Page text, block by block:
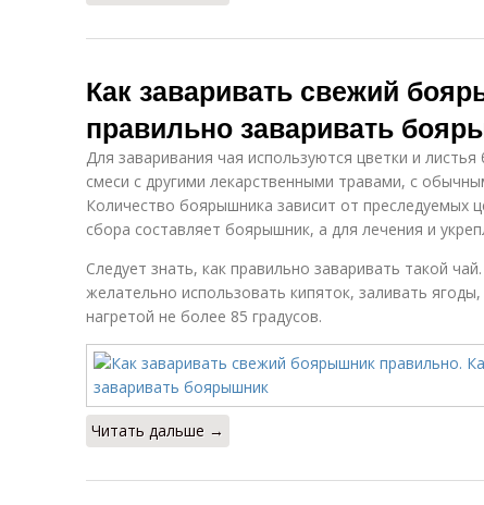
Как заваривать свежий
правильно заваривать
Для заваривания чая используются цветки и
смеси с другими лекарственными травами, с
Количество боярышника зависит от преследуемых
сбора составляет боярышник, а для лечения и
Следует знать, как правильно заваривать такой
желательно использовать кипяток, заливать
нагретой не более 85 градусов.
Читать дальше →